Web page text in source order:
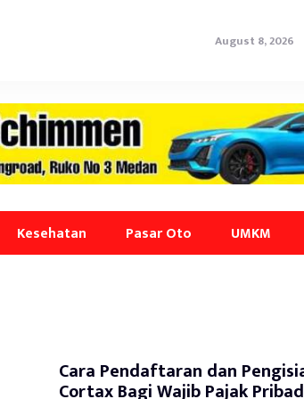
August 8, 2026
Kesehatan Pasar Oto UMKM
Cara Pendaftaran dan
Cortax Bagi Wajib Pajak